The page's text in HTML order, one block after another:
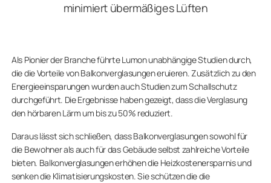
minimiert übermäßiges Lüften
Als Pionier der Branche führte Lumon unabhängige Studien durch,
die die Vorteile von Balkonverglasungen eruieren. Zusätzlich zu den
Energieeinsparungen wurden auch Studien zum Schallschutz
durchgeführt. Die Ergebnisse haben gezeigt, dass die Verglasung
den hörbaren Lärm um bis zu 50% reduziert.
Daraus lässt sich schließen, dass Balkonverglasungen sowohl für
die Bewohner als auch für das Gebäude selbst zahlreiche Vorteile
bieten. Balkonverglasungen erhöhen die Heizkostenersparnis und
senken die Klimatisierungskosten. Sie schützen die die